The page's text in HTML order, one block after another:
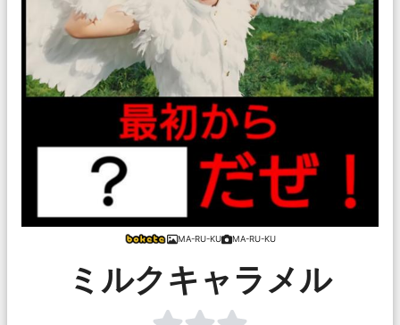
MA-RU-KU MA-RU-KU
ミルクキャラメル